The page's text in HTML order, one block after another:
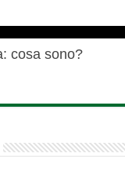
cosa sono?